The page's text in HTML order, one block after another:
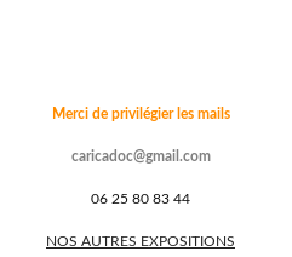
Merci de privilégier les mails
caricadoc@gmail.com
06 25 80 83 44
NOS AUTRES EXPOSITIONS